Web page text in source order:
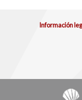
Información